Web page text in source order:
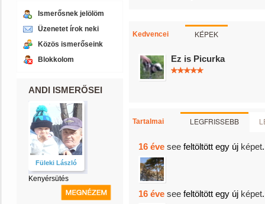
Ismerősnek jelölöm
Üzenetet írok neki
Közös ismerőseink
Blokkolom
ANDI ISMERŐSEI
Füleki László
Kenyérsütés
Kedvencei KÉPEK
Ez is Picurka
Tartalmai LEGFRISSEBB
16 éve see feltöltött egy új képet.
16 éve see feltöltött egy új képet.